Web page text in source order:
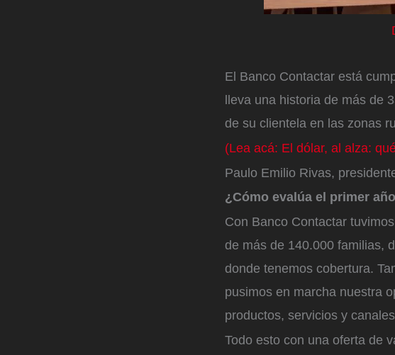
El Banco Contactar está
lleva una historia de más de
de su clientela en las zonas
(Lea acá: El dólar, al alza:
Paulo Emilio Rivas,
¿Cómo evalúa el primer
Con Banco Contactar
de más de 140.000 familias,
donde tenemos cobertura.
pusimos en marcha nuestra
productos, servicios y
Todo esto con una oferta de